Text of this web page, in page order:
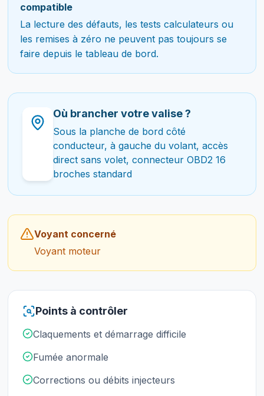
compatible
La lecture des défauts, les tests calculateurs ou
les remises à zéro ne peuvent pas toujours se
faire depuis le tableau de bord.
Où brancher votre valise ?
Sous la planche de bord côté
conducteur, à gauche du volant, accès
direct sans volet, connecteur OBD2 16
broches standard
Voyant concerné
Voyant moteur
Points à contrôler
Claquements et démarrage difficile
Fumée anormale
Corrections ou débits injecteurs